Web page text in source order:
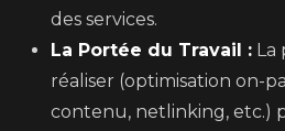
des services.
La Portée du Travail : La
réaliser (optimisation on-
contenu, netlinking, etc.)